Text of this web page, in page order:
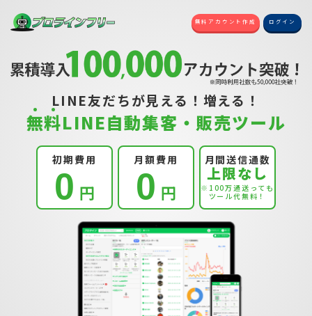
無料アカウント作成 ログイン
LINE友だちが見える！増える！
無料LINE自動集客・販売ツール
初期費用
0 円
月額費用
0 円
月間送信通数
上限なし
※100万通送っても
ツール代無料！